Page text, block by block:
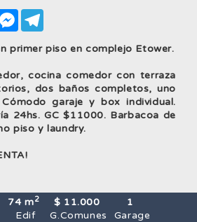
Messenger
primer piso en complejo Etower.
cocina comedor con terraza
dos baños completos, uno
garaje y box individual.
24hs. GC $11000. Barbacoa de
piso y laundry.
74 m2
Edif
$ 11.000
G.Comunes
1
Garage